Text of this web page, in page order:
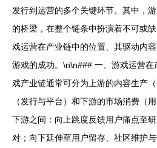
发行到运营的多个关键环节。其中，
的桥梁，在整个链条中扮演着不可或
戏运营在产业链中的位置、其驱动内
游戏的成功。\n\n### 一、游戏运营
戏产业链通常可分为上游的内容生产
（发行与平台）和下游的市场消费（
下游之间：向上跳度反馈用户痛点至
对；向下延伸至用户留存、社区维护